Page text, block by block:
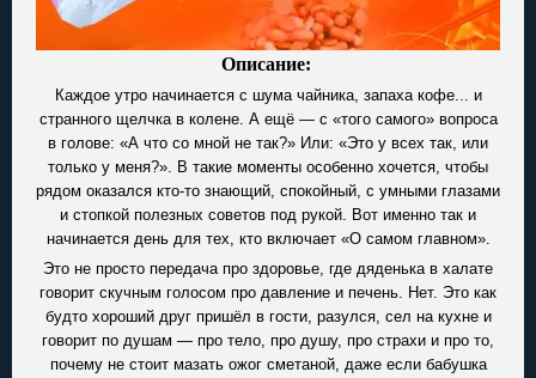
Описание:
Каждое утро начинается с шума чайника, запаха кофе... и
странного щелчка в колене. А ещё — с «того самого» вопроса
в голове: «А что со мной не так?» Или: «Это у всех так, или
только у меня?». В такие моменты особенно хочется, чтобы
рядом оказался кто-то знающий, спокойный, с умными глазами
и стопкой полезных советов под рукой. Вот именно так и
начинается день для тех, кто включает «О самом главном».
Это не просто передача про здоровье, где дяденька в халате
говорит скучным голосом про давление и печень. Нет. Это как
будто хороший друг пришёл в гости, разулся, сел на кухне и
говорит по душам — про тело, про душу, про страхи и про то,
почему не стоит мазать ожог сметаной, даже если бабушка